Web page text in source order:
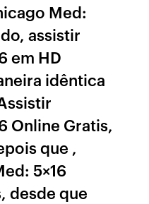
Med:
assistir
em HD
idêntica
Online Gratis,
que ,
5×16
desde que